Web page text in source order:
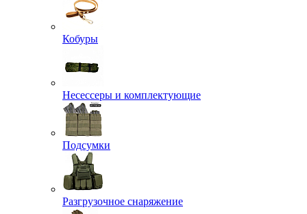
Кобуры
Несессеры и комплектующие
Подсумки
Разгрузочное снаряжение